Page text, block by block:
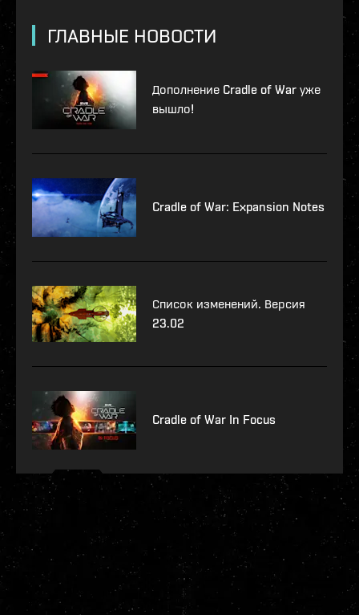
ГЛАВНЫЕ НОВОСТИ
Дополнение Cradle of War уже
вышло!
Cradle of War: Expansion Notes
Список изменений. Версия
23.02
Cradle of War In Focus